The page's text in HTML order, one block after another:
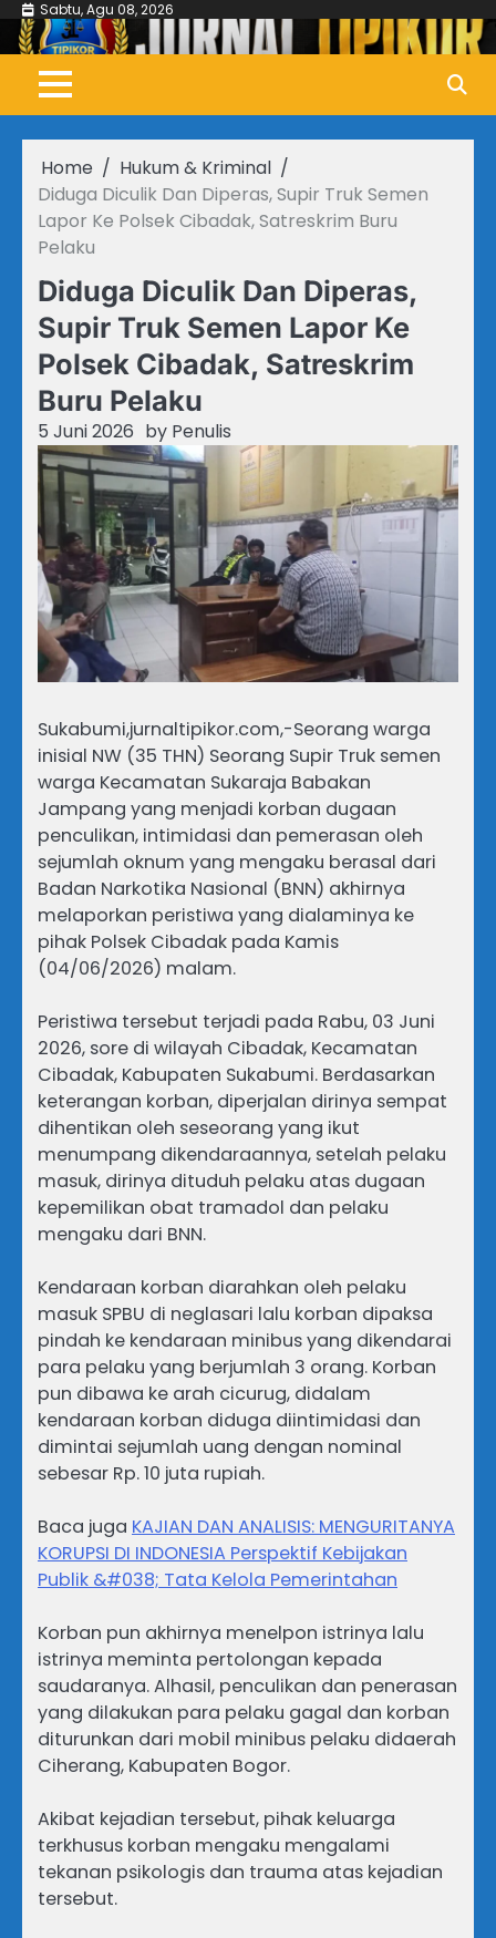
Skip
content
Sabtu, Agu 08, 2026
Home
Hukum & Kriminal
Diduga Diculik Dan Diperas, Supir Truk Semen
Lapor Ke Polsek Cibadak, Satreskrim Buru
Pelaku
Diduga Diculik Dan Diperas,
Supir Truk Semen Lapor Ke
Polsek Cibadak, Satreskrim
Buru Pelaku
5 Juni 2026 by Penulis
Sukabumi,jurnaltipikor.com,-Seorang warga
inisial NW (35 THN) Seorang Supir Truk semen
warga Kecamatan Sukaraja Babakan
Jampang yang menjadi korban dugaan
penculikan, intimidasi dan pemerasan oleh
sejumlah oknum yang mengaku berasal dari
Badan Narkotika Nasional (BNN) akhirnya
melaporkan peristiwa yang dialaminya ke
pihak Polsek Cibadak pada Kamis
(04/06/2026) malam.
Peristiwa tersebut terjadi pada Rabu, 03 Juni
2026, sore di wilayah Cibadak, Kecamatan
Cibadak, Kabupaten Sukabumi. Berdasarkan
keterangan korban, diperjalan dirinya sempat
dihentikan oleh seseorang yang ikut
menumpang dikendaraannya, setelah pelaku
masuk, dirinya dituduh pelaku atas dugaan
kepemilikan obat tramadol dan pelaku
mengaku dari BNN.
Kendaraan korban diarahkan oleh pelaku
masuk SPBU di neglasari lalu korban dipaksa
pindah ke kendaraan minibus yang dikendarai
para pelaku yang berjumlah 3 orang. Korban
pun dibawa ke arah cicurug, didalam
kendaraan korban diduga diintimidasi dan
dimintai sejumlah uang dengan nominal
sebesar Rp. 10 juta rupiah.
Baca juga KAJIAN DAN ANALISIS: MENGURITANYA
KORUPSI DI INDONESIA Perspektif Kebijakan
Publik &#038; Tata Kelola Pemerintahan
Korban pun akhirnya menelpon istrinya lalu
istrinya meminta pertolongan kepada
saudaranya. Alhasil, penculikan dan penerasan
yang dilakukan para pelaku gagal dan korban
diturunkan dari mobil minibus pelaku didaerah
Ciherang, Kabupaten Bogor.
Akibat kejadian tersebut, pihak keluarga
terkhusus korban mengaku mengalami
tekanan psikologis dan trauma atas kejadian
tersebut.